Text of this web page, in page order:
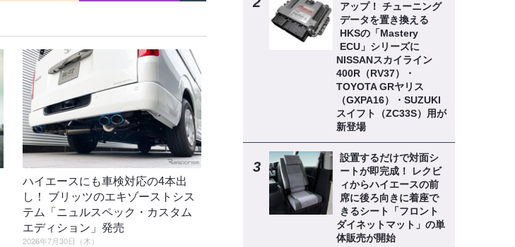
ハイエースにも車検対応の4本出
し！ ブリッツのエキゾーストシス
テム「ニュルスペック・カスタム
エディション」発売
2026年7月30日（木）
アップ！ チューニング
データを置き換える
HKSの「Mastery
ECU」シリーズに
NISSANスカイライン
400R（RV37）・
TOYOTA GRヤリス
（GXPA16）・SUZUKI
スイフト（ZC33S）用が
新登場
設置するだけで対面シ
ートが即完成！ レクビ
ィからハイエースの前
席に後ろ向きに着座で
きるシート「フロント
ダイネットマット」の単
体販売が開始